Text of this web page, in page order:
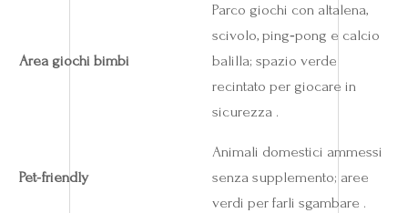
Area giochi bimbi
Parco giochi con altalena,
scivolo, ping‑pong e calcio
balilla; spazio verde
recintato per giocare in
sicurezza .
Pet‑friendly
Animali domestici ammessi
senza supplemento; aree
verdi per farli sgambare .